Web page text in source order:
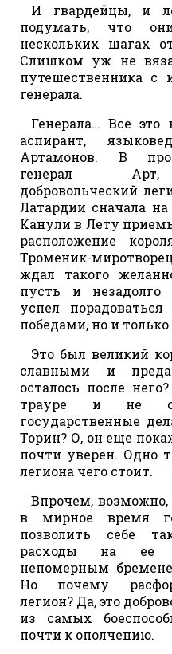
И гвардейцы, и
подумать, что
нескольких шагах
Слишком уж не
путешественника с
генерала.
Генерала… Все
аспирант,
Артамонов. В
генерал Арт,
добровольческий
Латардии сначала
Канули в Лету
расположение
Троменик-
ждал такого
пусть и незадолго
успел
победами, но и только.
Это был великий
славными и
осталось после
трауре и не
государственные
Торин? О, он еще
почти уверен. Одно
легиона чего стоит.
Впрочем,
в мирное время
позволить себе
расходы на ее
непомерным
Но почему
легион? Да, это
из самых
почти к ополчению.